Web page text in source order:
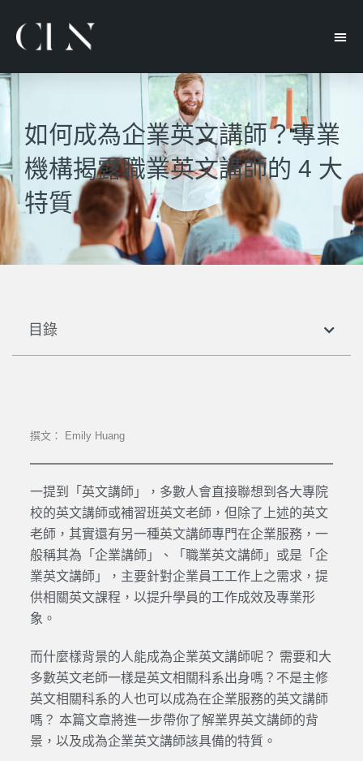
如何成為企業英文講師？專業
機構揭露職業英文講師的 4 大
特質
目錄
撰文： Emily Huang
一提到「英文講師」，多數人會直接聯想到各大專院
校的英文講師或補習班英文老師，但除了上述的英文
老師，其實還有另一種英文講師專門在企業服務，一
般稱其為「企業講師」、「職業英文講師」或是「企
業英文講師」，主要針對企業員工工作上之需求，提
供相關英文課程，以提升學員的工作成效及專業形
象。
而什麼樣背景的人能成為企業英文講師呢？ 需要和大
多數英文老師一樣是英文相關科系出身嗎？不是主修
英文相關科系的人也可以成為在企業服務的英文講師
嗎？ 本篇文章將進一步帶你了解業界英文講師的背
景，以及成為企業英文講師該具備的特質。